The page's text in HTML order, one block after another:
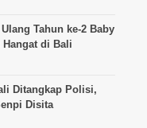
Tahun ke-2 Baby
Hangat di Bali
Ditangkap Polisi,
Disita